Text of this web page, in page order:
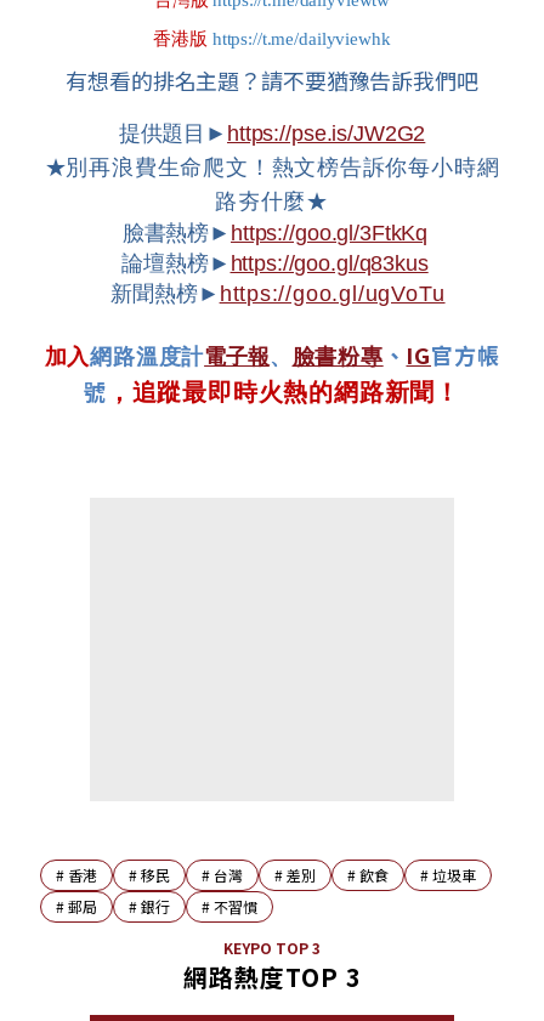
香港版 https://t.me/dailyviewhk
有想看的排名主題？請不要猶豫告訴我們吧
提供題目► https://pse.is/JW2G2
★別再浪費生命爬文！熱文榜告訴你每小時網
路夯什麼★
臉書熱榜► https://goo.gl/3FtkKq
論壇熱榜► https://goo.gl/q83kus
新聞熱榜► https://goo.gl/ugVoTu
加入網路溫度計電子報、 臉書粉專 、 IG官方帳
號 ，追蹤最即時火熱的網路新聞！
# 香港 #移民 # 台灣 #差別 #飲食 #垃圾車
#郵局 #銀行 #不習慣
KEYPO TOP 3
網路熱度TOP 3